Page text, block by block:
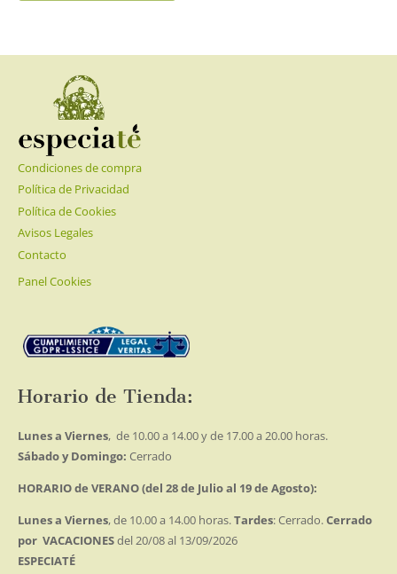
Condiciones de compra
Política de Privacidad
Política de Cookies
Avisos Legales
Contacto
Panel Cookies
Horario de Tienda:
Lunes a Viernes, de 10.00 a 14.00 y de 17.00 a 20.00 horas.
Sábado y Domingo: Cerrado
HORARIO de VERANO (del 28 de Julio al 19 de Agosto):
Lunes a Viernes, de 10.00 a 14.00 horas.Tardes: Cerrado.Cerrado
por VACACIONESdel 20/08 al 13/09/2026
ESPECIATÉ